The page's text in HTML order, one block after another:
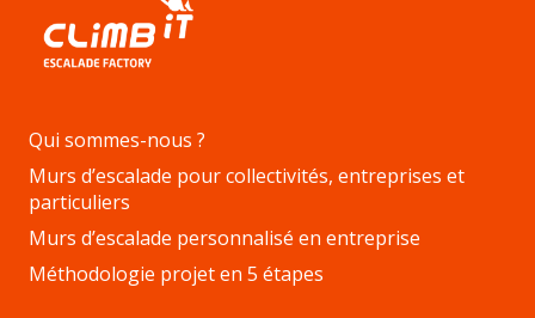
Qui sommes-nous ?
Murs d’escalade pour collectivités, entreprises et
particuliers
Murs d’escalade personnalisé en entreprise
Méthodologie projet en 5 étapes